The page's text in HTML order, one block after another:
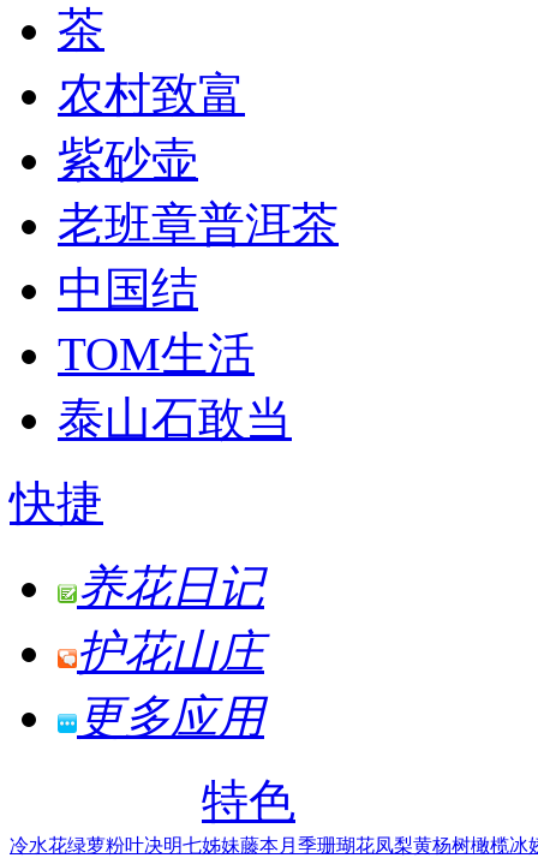
茶
农村致富
紫砂壶
老班章普洱茶
中国结
TOM生活
泰山石敢当
快捷
养花日记
护花山庄
更多应用
特色
冷水花绿萝粉叶决明七姊妹藤本月季珊瑚花凤梨黄杨树橄榄冰